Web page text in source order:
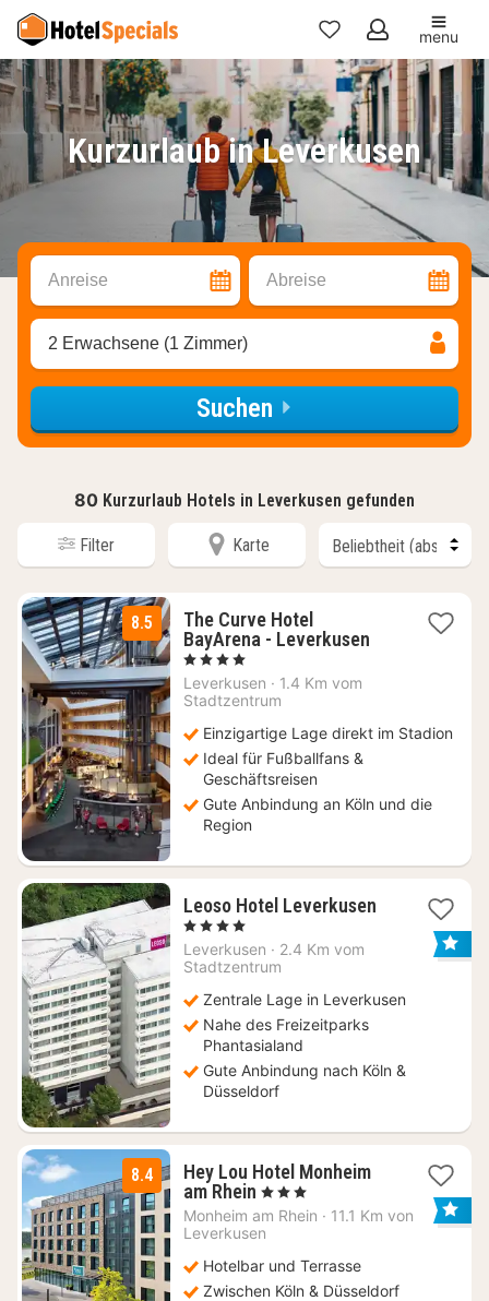
Meine
Favoriten
menu
Kurzurlaub in Leverkusen
Anreise Abreise
2 Erwachsene (1 Zimmer)
Suchen
80 Kurzurlaub Hotels in Leverkusen gefunden
Filter Karte
8.5
The Curve Hotel
BayArena - Leverkusen2
, 4 Sterne
Leverkusen · 1.4 Km vom
Stadtzentrum
Einzigartige Lage direkt im Stadion
Ideal für Fußballfans &
Geschäftsreisen
Gute Anbindung an Köln und die
Region
Leoso Hotel Leverkusen2
, 4 Sterne
Leverkusen · 2.4 Km vom
Stadtzentrum
Zentrale Lage in Leverkusen
Nahe des Freizeitparks
Phantasialand
Gute Anbindung nach Köln &
Düsseldorf
8.4
Hey Lou Hotel Monheim
am Rhein 2
Nächte
ab
€
, 3 Sterne
Monheim am Rhein · 11.1 Km von
Leverkusen
Hotelbar und Terrasse
Zwischen Köln & Düsseldorf